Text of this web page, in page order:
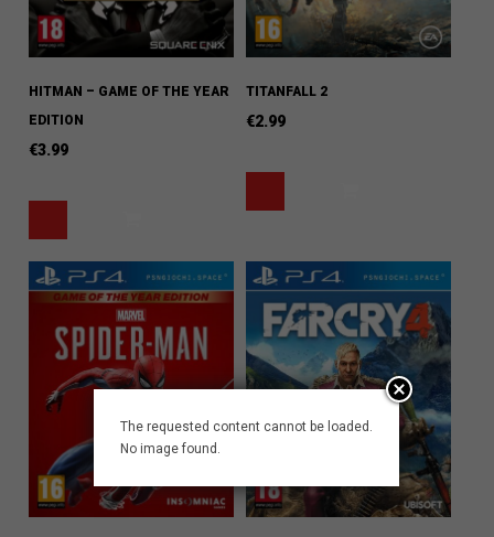
HITMAN – GAME OF THE YEAR
EDITION
€3.99
TITANFALL 2
€2.99
The requested content cannot be loaded.
No image found.